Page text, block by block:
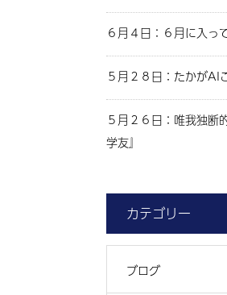
６月４日：６月に入っ
５月２８日：たかがAI
５月２６日：唯我独断
学友』
カテゴリー
ブログ